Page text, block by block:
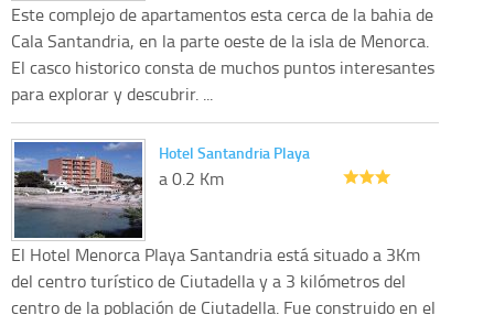
Este complejo de apartamentos esta cerca de la bahia de
Cala Santandria, en la parte oeste de la isla de Menorca.
El casco historico consta de muchos puntos interesantes
para explorar y descubrir. ...
Hotel Santandria Playa
a 0.2 Km
El Hotel Menorca Playa Santandria está situado a 3Km
del centro turístico de Ciutadella y a 3 kilómetros del
centro de la población de Ciutadella. Fue construido en el